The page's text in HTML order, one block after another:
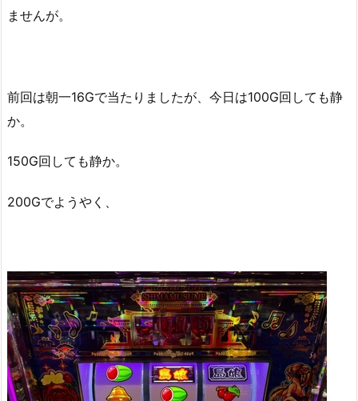
ませんが。
前回は朝一16Gで当たりましたが、今日は100G回しても静
か。
150G回しても静か。
200Gでようやく、